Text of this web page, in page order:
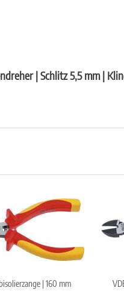
| Schlitz 5,5 mm |
| 160 mm